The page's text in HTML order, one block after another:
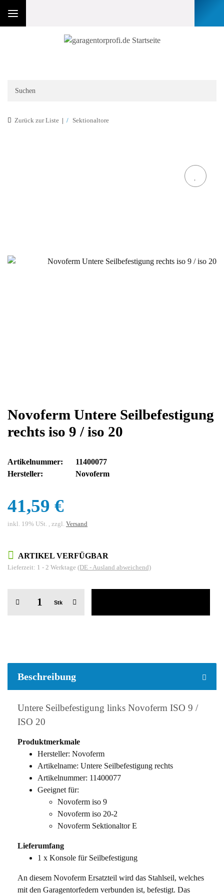
Zurück zur Liste Sektionaltore
Novoferm Untere Seilbefestigung
rechts iso 9 / iso 20
Artikelnummer:
11400077
Hersteller:
Novoferm
41,59 €
inkl. 19% USt. , zzgl. Versand
ARTIKEL VERFÜGBAR
Lieferzeit: 1 - 2 Werktage (DE - Ausland abweichend)
Stk
Beschreibung
Untere Seilbefestigung links Novoferm ISO 9 /
ISO 20
Produktmerkmale
Hersteller: Novoferm
Artikelname: Untere Seilbefestigung rechts
Artikelnummer: 11400077
Geeignet für:
Novoferm iso 9
Novoferm iso 20-2
Novoferm Sektionaltor E
Lieferumfang
1 x Konsole für Seilbefestigung
An diesem Novoferm Ersatzteil wird das Stahlseil, welches
mit den Garagentorfedern verbunden ist, befestigt. Das